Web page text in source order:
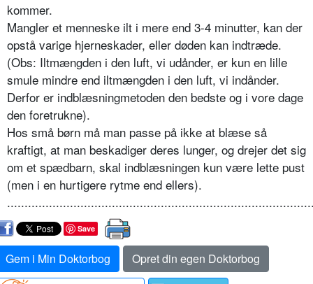
kommer.
Mangler et menneske ilt i mere end 3-4 minutter, kan der
opstå varige hjerneskader, eller døden kan indtræde.
(Obs: Iltmængden i den luft, vi udånder, er kun en lille
smule mindre end iltmængden i den luft, vi indånder.
Derfor er indblæsningmetoden den bedste og i vore dage
den foretrukne).
Hos små børn må man passe på ikke at blæse så
kraftigt, at man beskadiger deres lunger, og drejer det sig
om et spædbarn, skal indblæsningen kun være lette pust
(men i en hurtigere rytme end ellers).
Save
Gem i Min Doktorbog
Opret din egen Doktorbog